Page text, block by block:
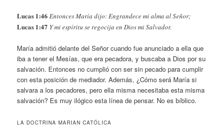
Lucas 1:46 Entonces María dijo: Engrandece mi alma al Señor;
Lucas 1:47 Y mi espíritu se regocija en Dios mi Salvador.
María admitió delante del Señor cuando fue anunciado a ella que
iba a tener el Mesías, que era pecadora, y buscaba a Dios por su
salvación. Entonces no cumplió con ser sin pecado para cumplir
con esta posición de mediador. Además, ¿Cómo será María si
salvara a los pecadores, pero ella misma necesitaba esta misma
salvación? Es muy ilógico esta línea de pensar. No es bíblico.
LA DOCTRINA MARIAN CATÓLICA